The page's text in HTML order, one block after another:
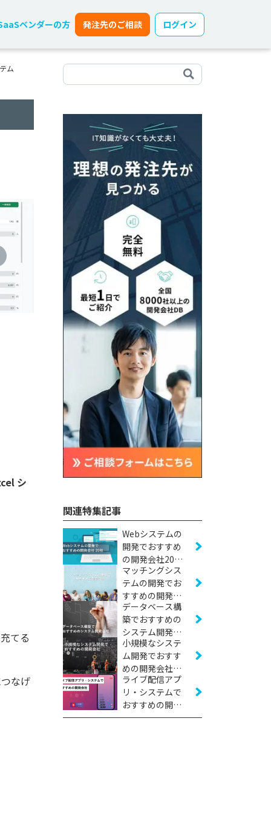
ベンダーの方 発注先のご相談 ログイン
ム
シ
てる
なげ
関連特集記事
Webシステムの
開発でおすすめ
の開発会社20社
【2026年版】
マッチングシス
テムの開発でお
すすめの開発会
社16社【2026年
版】
データベース構
築でおすすめの
システム開発会
社11社【2026年
版】
小規模なシステ
ム開発でおすす
めの開発会社16
社【2026年版】
ライブ配信アプ
リ・システムで
おすすめの開発
会社10社【2026